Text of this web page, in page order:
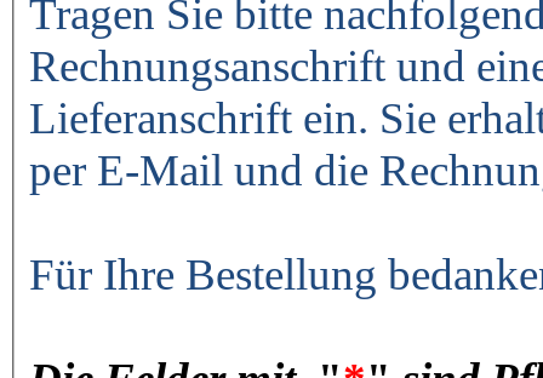
Tragen Sie bitte
Rechnungsanschrift und
Lieferanschrift ein. Sie
per E-Mail und die
Für Ihre Bestellung